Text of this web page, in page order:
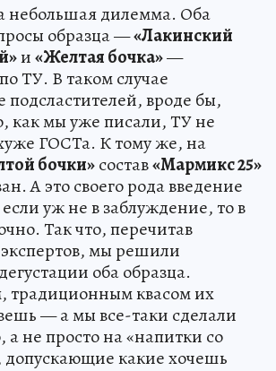
небольшая дилемма. Оба
образца —«Лакинский
и«Желтая бочка»—
ТУ. В таком случае
подсластителей, вроде бы,
как мы уже писали, ТУ не
ГОСТа. К тому же, на
бочки»состав«Мармикс 25»
А это своего рода введение
уж не в заблуждение, то в
Так что, перечитав
мы решили
оба образца.
традиционным квасом их
— а мы все-таки сделали
а не просто на «напитки со
допускающие какие хочешь